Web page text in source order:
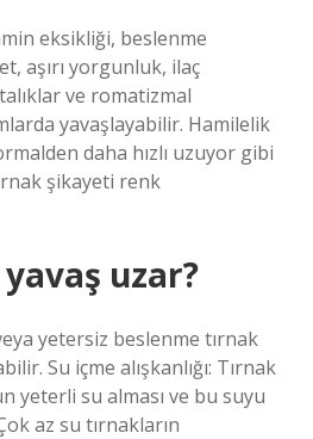
eksikliği, beslenme
aşırı yorgunluk, ilaç
ve romatizmal
yavaşlayabilir. Hamilelik
daha hızlı uzuyor gibi
şikayeti renk
uzar?
yetersiz beslenme tırnak
Su içme alışkanlığı: Tırnak
yeterli su alması ve bu suyu
az su tırnakların